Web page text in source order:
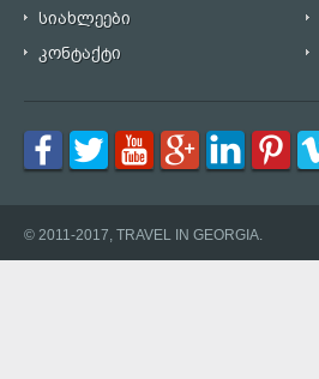
სიახლეები
კონტაქტი
© 2011-2017, TRAVEL IN GEORGIA.